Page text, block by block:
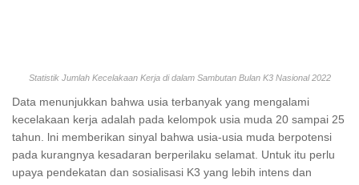
Statistik Jumlah Kecelakaan Kerja di dalam Sambutan Bulan K3 Nasional 2022
Data menunjukkan bahwa usia terbanyak yang mengalami
kecelakaan kerja adalah pada kelompok usia muda 20 sampai 25
tahun. lni memberikan sinyal bahwa usia-usia muda berpotensi
pada kurangnya kesadaran berperilaku selamat. Untuk itu perlu
upaya pendekatan dan sosialisasi K3 yang lebih intens dan